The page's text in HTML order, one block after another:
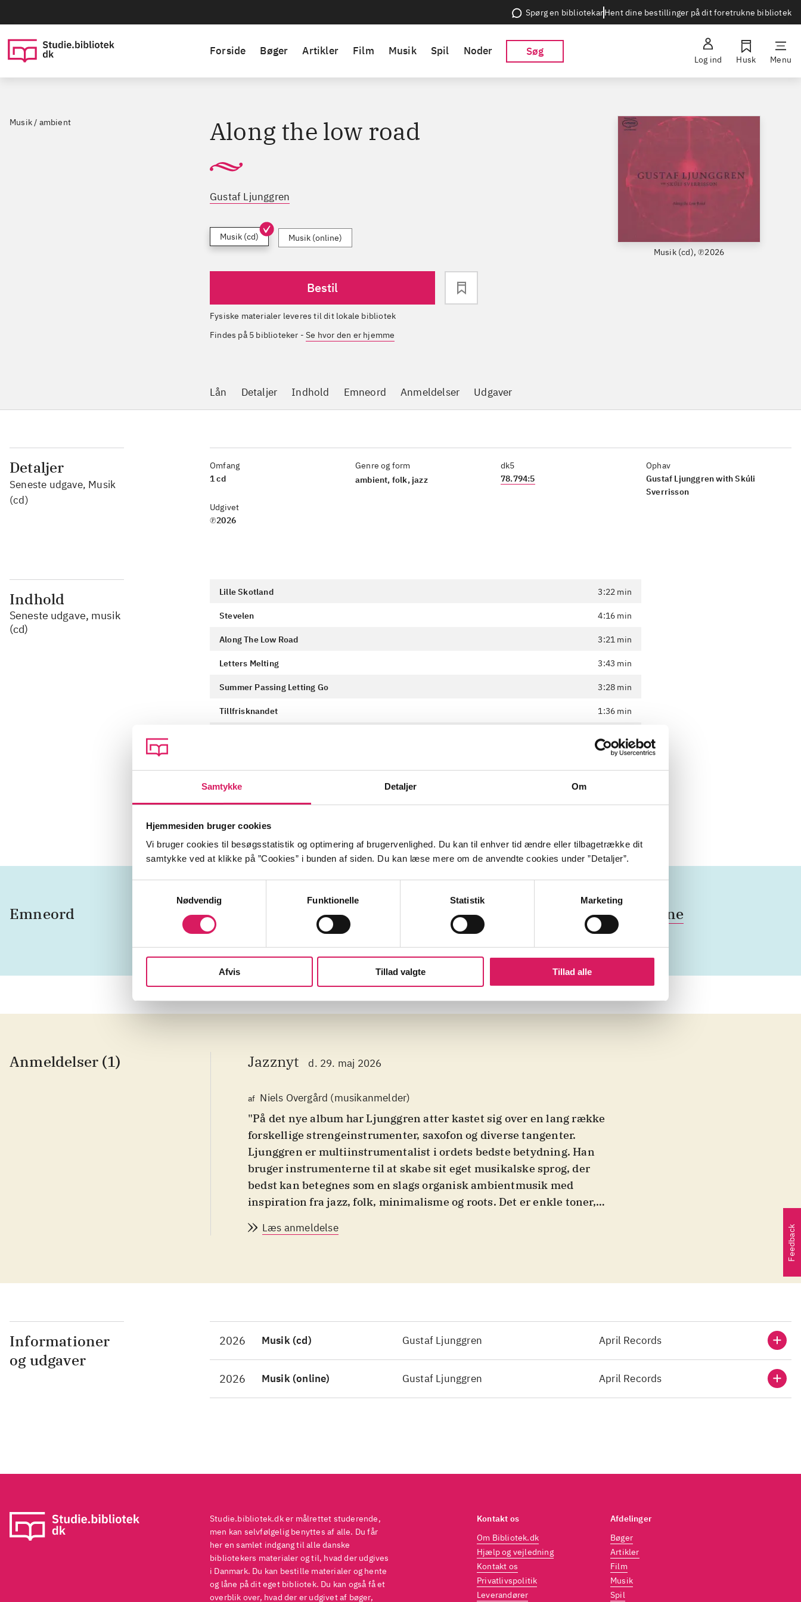
Samtykke Detaljer Om
Hjemmesiden bruger cookies
Vi bruger cookies til besøgsstatistik og optimering af brugervenlighed. Du kan til enhver tid ændre eller tilbagetrække dit
samtykke ved at klikke på ”Cookies” i bunden af siden. Du kan læse mere om de anvendte cookies under ”Detaljer”.
Nødvendig
Funktionelle Statistik Marketing
Afvis Tillad valgte Tillad alle
Spørg en bibliotekarHent dine bestillinger på dit foretrukne bibliotek
Forside Bøger Artikler Film Musik Spil Noder Søg
Log ind Husk Menu
Musik / ambient
Musik (cd), ℗2026
Along the low road
Gustaf Ljunggren
Musik (cd) Musik (online)
Bestil
Fysiske materialer leveres til dit lokale bibliotek
Findes på 5 biblioteker -Se hvor den er hjemme
Lån Detaljer Indhold Emneord Anmeldelser Udgaver
Detaljer
Seneste udgave, Musik
(cd)
Omfang
1 cd
Udgivet
℗2026
Genre og form
ambient, folk, jazz
dk5
78.794:5
Ophav
Gustaf Ljunggren with Skúli
Sverrisson
Indhold
Seneste udgave, musik
(cd)
Lille Skotland 3:22 min
Stevelen 4:16 min
Along The Low Road 3:21 min
Letters Melting 3:43 min
Summer Passing Letting Go 3:28 min
Tillfrisknandet 1:36 min
1:25 min
Quercian Motto
Here And Not Here 2:31 min
Emneord instrumental guitar Sverige Danmark Island 2020'erne
Anmeldelser (1) Jazznyt d. 29. maj 2026
af Niels Overgård (musikanmelder)
"På det nye album har Ljunggren atter kastet sig over en lang række
forskellige strengeinstrumenter, saxofon og diverse tangenter.
Ljunggren er multiinstrumentalist i ordets bedste betydning. Han
bruger instrumenterne til at skabe sit eget musikalske sprog, der
bedst kan betegnes som en slags organisk ambientmusik med
inspiration fra jazz, folk, minimalisme og roots. Det er enkle toner,
Ljunggren og Sverrisson er givende og generøst. Det er en meget
Læs anmeldelse
Informationer
og udgaver
2026 Musik (cd) Gustaf Ljunggren April Records
2026 Musik (online) Gustaf Ljunggren April Records
Feedback
Studie.bibliotek.dk er målrettet studerende,
men kan selvfølgelig benyttes af alle. Du får
her en samlet indgang til alle danske
bibliotekers materialer og til, hvad der udgives
i Danmark. Du kan bestille materialer og hente
og låne på dit eget bibliotek. Du kan også få et
overblik over, hvad der er udgivet af bøger,
Kontakt os
Om Bibliotek.dk
Hjælp og vejledning
Kontakt os
Privatlivspolitik
Leverandører
Afdelinger
Bøger
Artikler
Film
Musik
Spil